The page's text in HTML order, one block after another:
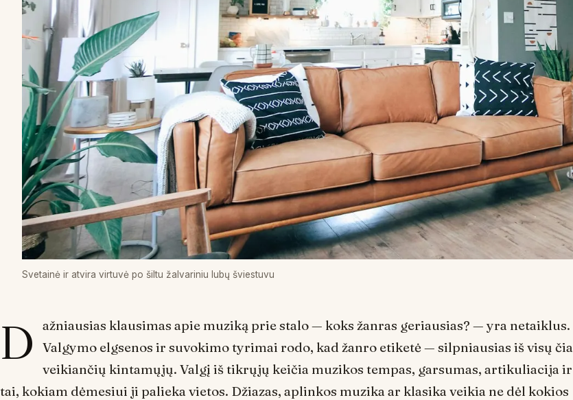
Svetainė ir atvira virtuvė po šiltu žalvariniu lubų šviestuvu
D ažniausias klausimas apie muziką prie stalo — koks žanras geriausias? — yra netaiklus.
Valgymo elgsenos ir suvokimo tyrimai rodo, kad žanro etiketė — silpniausias iš visų čia
veikiančių kintamųjų. Valgį iš tikrųjų keičia muzikos tempas, garsumas, artikuliacija ir
tai, kokiam dėmesiui ji palieka vietos. Džiazas, aplinkos muzika ar klasika veikia ne dėl kokios